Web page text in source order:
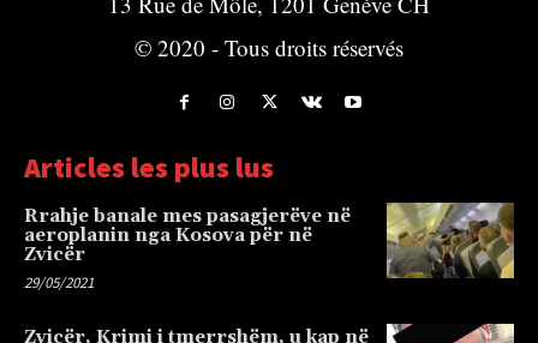
© 2020 - Tous droits réservés
Articles les plus lus
Rrahje banale mes pasagjerëve në
aeroplanin nga Kosova për në
Zvicër
29/05/2021
Zvicër, Krimi i tmerrshëm, u kap në